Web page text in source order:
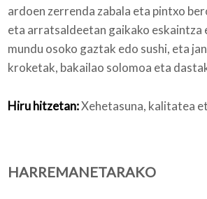
ardoen zerrenda zabala eta pintxo
eta arratsaldeetan gaikako eskaintza
mundu osoko gaztak edo sushi, eta
kroketak, bakailao solomoa eta
Hiru hitzetan:Xehetasuna, kalitatea
HARREMANETARAKO